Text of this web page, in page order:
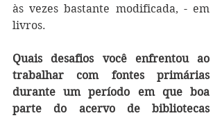
às vezes bastante modificada, - em
livros.
Quais desafios você enfrentou ao
trabalhar com fontes primárias
durante um período em que boa
parte do acervo de bibliotecas